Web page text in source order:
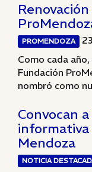
PROMENDOZA
Como cada
Fundación
nombró como
Convocan
Mendoza
NOTICIA